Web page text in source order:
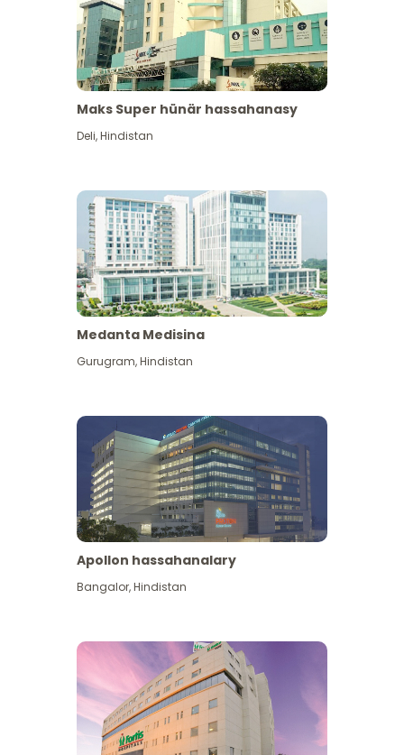
Has giňişleýin gör
Maks Super hünär hassahanasy
Deli,Hindistan
Medanta Medisina
Gurugram,Hindistan
Apollon hassahanalary
Bangalor,Hindistan